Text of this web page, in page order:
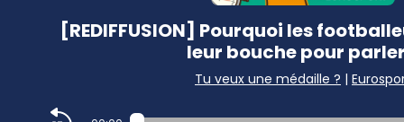
[REDIFFUSION] Pourquoi les
leur bouche pour
Tu veux une médaille ? |